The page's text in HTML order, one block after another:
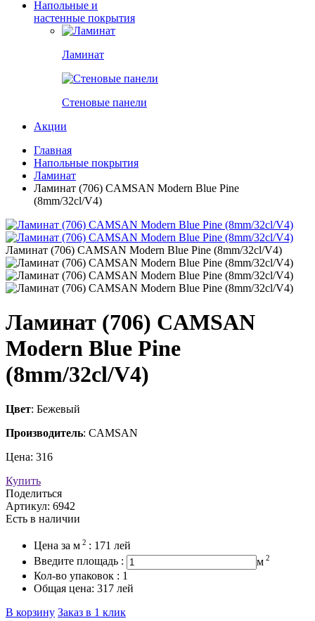
Напольные и
настенные покрытия
Ламинат
Стеновые панели
Акции
Главная
Напольные покрытия
Ламинат
Ламинат (706) CAMSAN Modern Blue Pine
(8mm/32cl/V4)
Ламинат (706) CAMSAN Modern Blue Pine (8mm/32cl/V4)
Ламинат (706) CAMSAN
Modern Blue Pine
(8mm/32cl/V4)
Цвет: Бежевый
Производитель: CAMSAN
Цена: 316
Купить
Поделиться
Артикул: 6942
Есть в наличии
Цена за м 2 : 171 лей
Введите площадь :
м 2
Кол-во упаковок : 1
Общая цена: 317 лей
В корзину Заказ в 1 клик